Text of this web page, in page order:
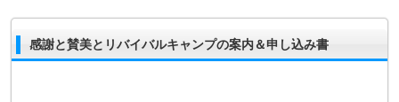
感謝と賛美とリバイバルキャンプの案内＆申し込み書